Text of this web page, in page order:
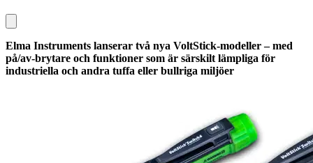
Elma Instruments lanserar två nya VoltStick-modeller – med
på/av-brytare och funktioner som är särskilt lämpliga för
industriella och andra tuffa eller bullriga miljöer